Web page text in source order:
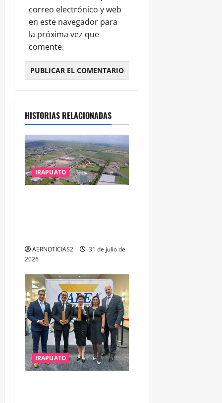
correo electrónico y web
en este navegador para
la próxima vez que
comente.
HISTORIAS RELACIONADAS
IRAPUATO
AERNOTICIAS2
31 de julio de
2026
IRAPUATO